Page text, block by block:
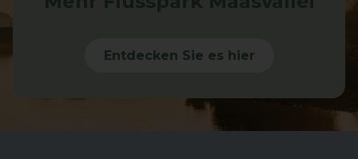
Entdecken Sie es hier